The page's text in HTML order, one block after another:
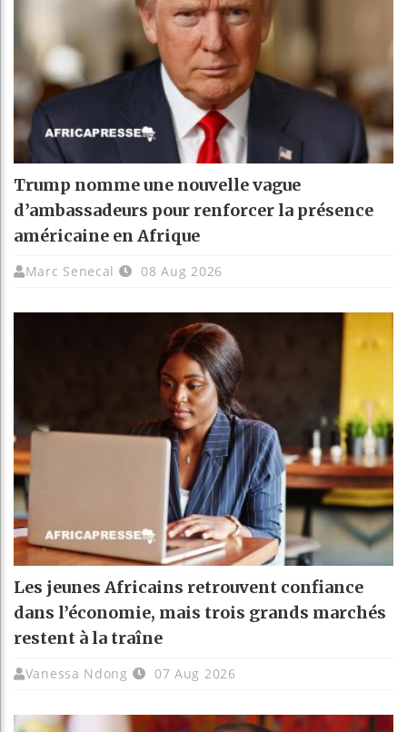
Trump nomme une nouvelle vague
d’ambassadeurs pour renforcer la présence
américaine en Afrique
Marc Senecal 08 Aug 2026
Les jeunes Africains retrouvent confiance
dans l’économie, mais trois grands marchés
restent à la traîne
Vanessa Ndong 07 Aug 2026